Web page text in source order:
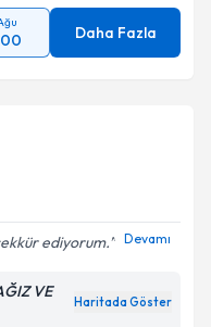
Daha Fazla
ediyorum. Devamı
VE
Haritada Göster